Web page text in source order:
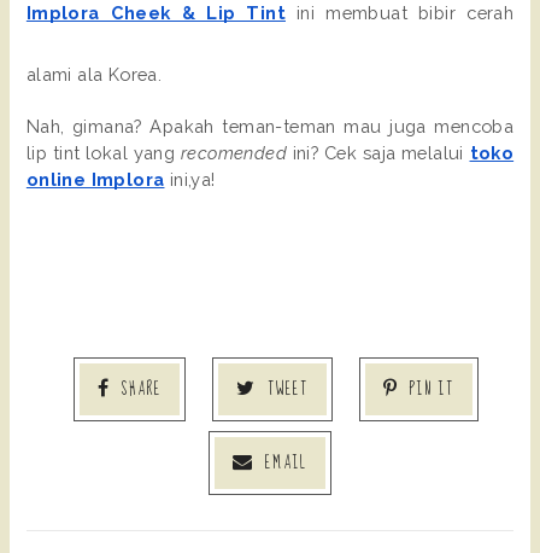
Implora Cheek & Lip Tintini membuat bibir cerah
alami ala Korea.
Nah, gimana? Apakah teman-teman mau juga mencoba
lip tint lokal yang recomended ini? Cek saja melalui toko
online Implora ini,ya!
SHARE TWEET PIN IT
EMAIL